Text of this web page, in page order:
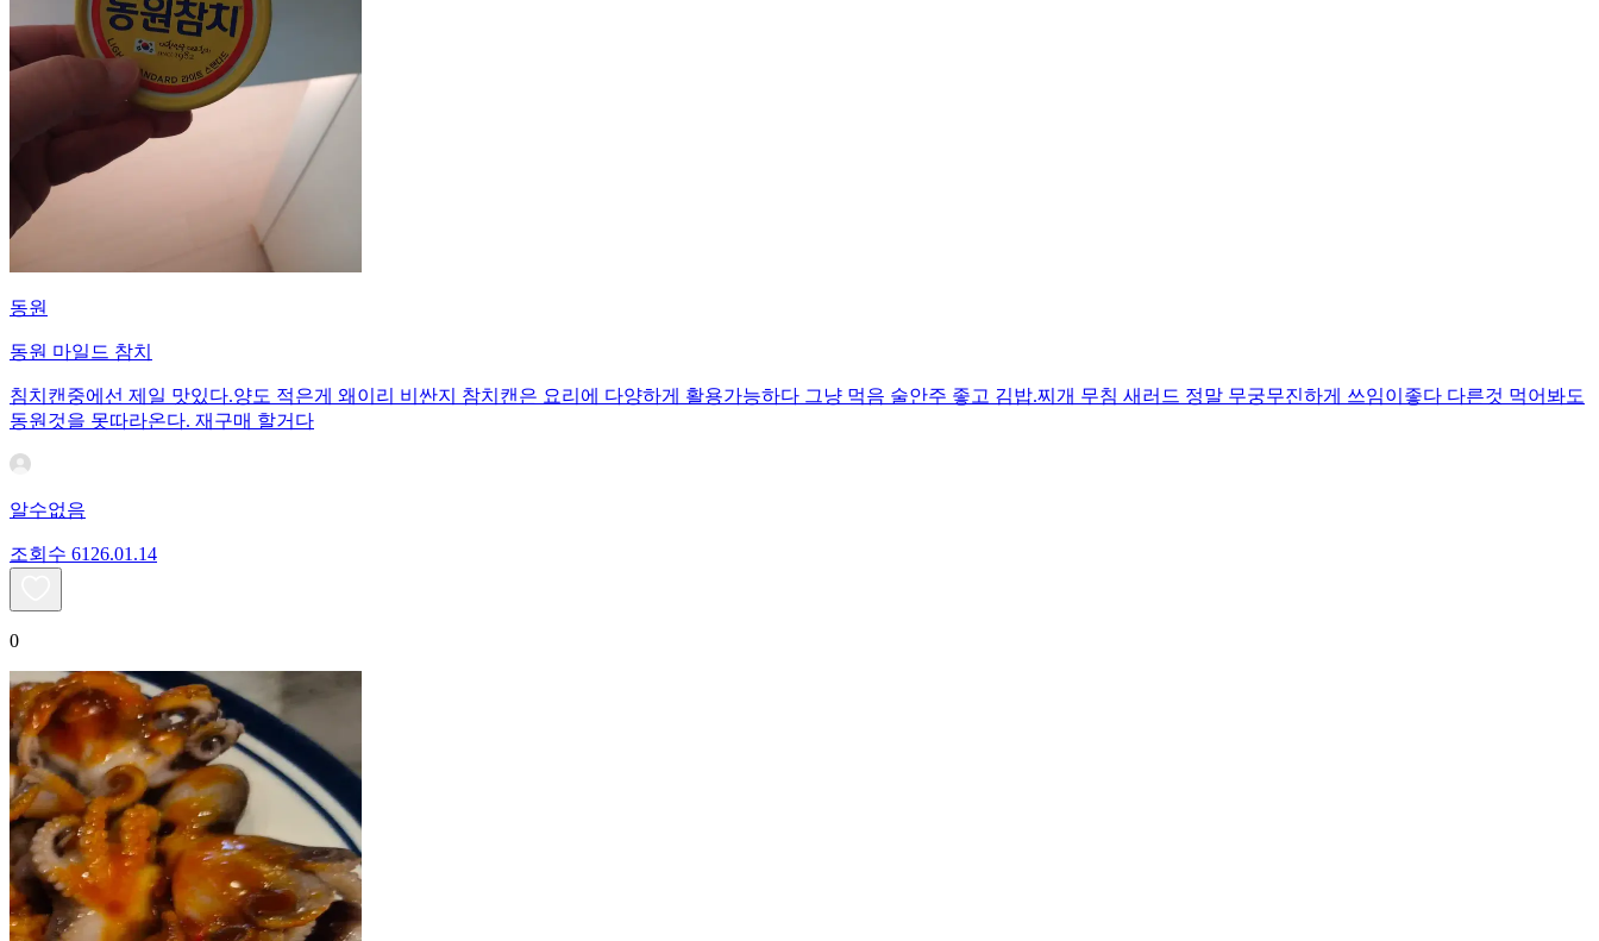
동원
동원 마일드 참치
침치캔중에선 제일 맛있다.양도 적은게 왜이리 비싼지 참치캔은 요리에 다양하게 활용가능하다 그냥 먹음 술안주 좋고 김밥.찌개 무침 새러드 정말 무궁무진하게 쓰임이좋다 다른것 먹어봐도
동원것을 못따라온다. 재구매 할거다
알수없음
조회수 61 26.01.14
0